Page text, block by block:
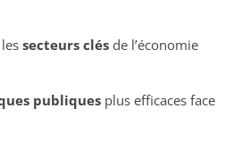
secteurs clésde l’économie
publiquesplus efficaces face